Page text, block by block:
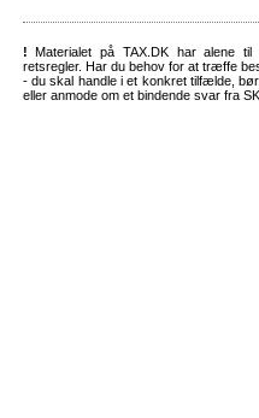
! Materialet på TAX.DK har alene
retsregler. Har du behov for at træffe
- du skal handle i et konkret tilfælde,
eller anmode om et bindende svar fra